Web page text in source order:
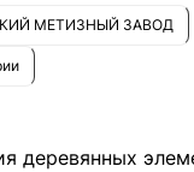
МЕТИЗНЫЙ ЗАВОД
деревянных